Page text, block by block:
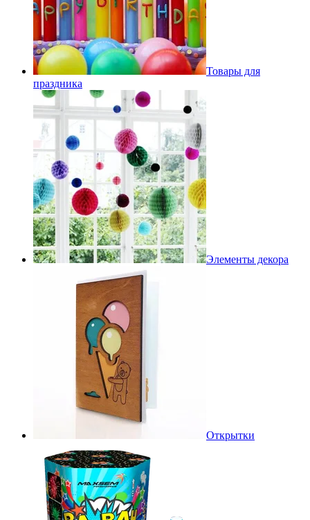
Товары для
праздника
Элементы декора
Открытки